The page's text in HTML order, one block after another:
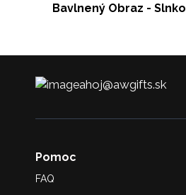
Bavlnený Obraz - Slnko
ahoj@awgifts.sk
Pomoc
FAQ